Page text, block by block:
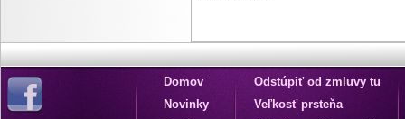
Domov
Novinky
Odstúpiť od zmluvy tu
Veľkosť prsteňa